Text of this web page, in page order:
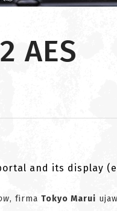
AES
and its display
, firma Tokyo Marui